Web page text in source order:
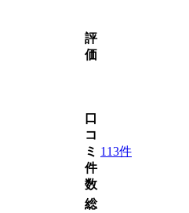
評
価
口
コ
ミ
件
数
113件
総